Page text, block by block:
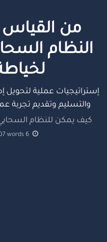
من القياس
النظام
إستراتيجيات عملية لتحويل
والتسليم وتقديم تجربة
كيف يمكن للنظام
6
words